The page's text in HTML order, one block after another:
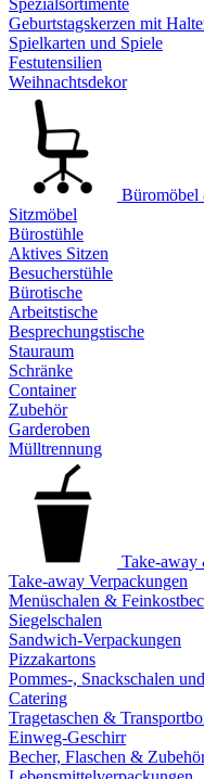
Spezialsortimente
Geburtstagskerzen mit
Spielkarten und Spiele
Festutensilien
Weihnachtsdekor
Büromöbel
Sitzmöbel
Bürostühle
Aktives Sitzen
Besucherstühle
Bürotische
Arbeitstische
Besprechungstische
Stauraum
Schränke
Container
Zubehör
Garderoben
Mülltrennung
Take-away
Take-away Verpackungen
Menüschalen &
Siegelschalen
Sandwich-Verpackungen
Pizzakartons
Pommes-, Snackschalen
Catering
Tragetaschen &
Einweg-Geschirr
Becher, Flaschen &